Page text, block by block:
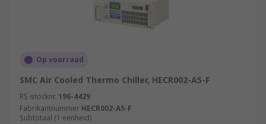
Op voorraad
SMC Air Cooled Thermo Chiller, HECR002-A5-F
RS-stocknr. 196-4429
Fabrikantnummer HECR002-A5-F
Subtotaal (1 eenheid)